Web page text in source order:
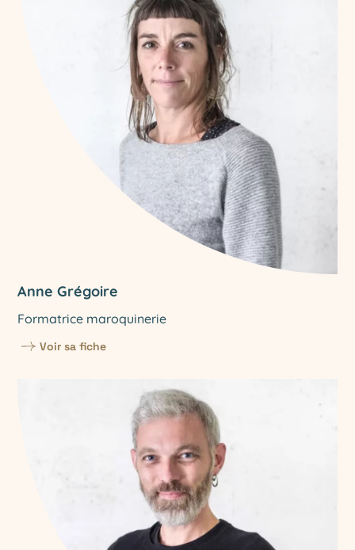
Anne Grégoire
Formatrice maroquinerie
Voir sa fiche